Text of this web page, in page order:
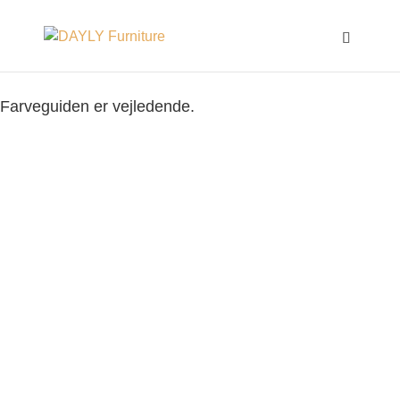
Farveguiden er vejledende.